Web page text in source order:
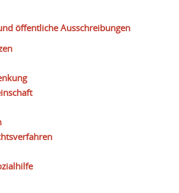
öffentliche Ausschreibungen